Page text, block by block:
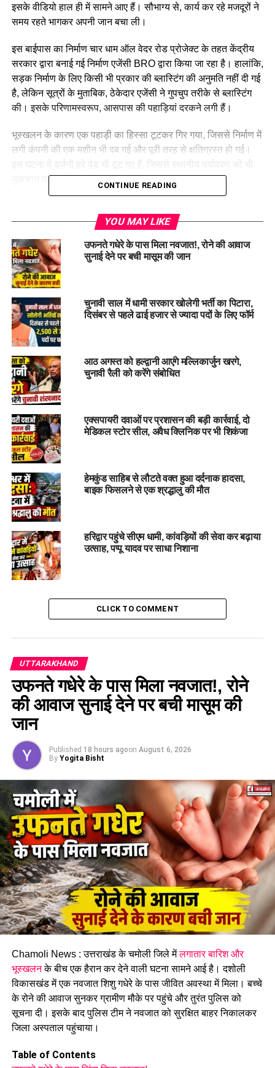
इसके वीडियो हाल ही में सामने आए हैं। सौभाग्य से, कार्य कर रहे मजदूरों ने
समय रहते भागकर अपनी जान बचा ली।
इस बाईपास का निर्माण चार धाम ऑल वेदर रोड प्रोजेक्ट के तहत केंद्रीय
सरकार द्वारा बनाई गई निर्माण एजेंसी BRO द्वारा किया जा रहा है। हालांकि,
सड़क निर्माण के लिए किसी भी प्रकार की ब्लास्टिंग की अनुमति नहीं दी गई
है, लेकिन सूत्रों के मुताबिक, ठेकेदार एजेंसी ने गुपचुप तरीके से ब्लास्टिंग
की। इसके परिणामस्वरूप, आसपास की पहाड़ियां दरकने लगी हैं।
भूस्खलन के कारण एक पहाड़ी का हिस्सा टूटकर गिर गया, जिससे निर्माण में
लगी कंपनी की एक मशीन भी दब गई और पूरी तरह से क्षतिग्रस्त हो गई।
नुकसान पहुंचा है।
पिछले दो वर्षों से लगातार भूधसाव की घटनाएं हो रही हैं, और अब इस प्रकार
कि यदि इस तरह की गतिविधियां जारी रहीं, तो क्षेत्र की सुरक्षा और स्थिरता
पर गंभीर प्रभाव पड़ेगा।
अधिकारियों की नाकामी को उजागर किया है। स्थानीय प्रशासन को चाहिए
कि वह इस मामले की गंभीरता से जांच करे और इस प्रकार की अनधिकृत
गतिविधियों पर रोक लगाए ताकि जोशीमठ और उसके आस-पास के क्षेत्र की
#Landslide, #
#EarthMovement, #chamoli, #joshimath,
#uttarakhand
RELATED TOPICS:
#LANDSLIDE
CHAMOLI JOSHIMATH PANIC
SAFETY
UTTARAKHAND
UP NEXT
नाबालिग से गैंग रेप: आम के बाग में ले जाकर युवकों ने की दरिंदगी…
DON'T MISS
WhatsApp पर ऐसे मैसेज भेजने से करें परहेज़, नहीं तो हो सकता
है अकाउंट बैन !
CONTINUE READING
YOU MAY LIKE
उफनते गधेरे के पास मिला नवजात!, रोने की आवाज
सुनाई देने पर बची मासूम की जान
चुनावी साल में धामी सरकार खोलेगी भर्ती का पिटारा,
दिसंबर से पहले ढाई हजार से ज्यादा पदों के लिए फॉर्म
आठ अगस्त को हल्द्वानी आएंगे मल्लिकार्जुन खरगे,
चुनावी रैली को करेंगे संबोधित
एक्सपायरी दवाओं पर प्रशासन की बड़ी कार्रवाई, दो
मेडिकल स्टोर सील, अवैध क्लिनिक पर भी शिकंजा
हेमकुंड साहिब से लौटते वक्त हुआ दर्दनाक हादसा,
बाइक फिसलने से एक श्रद्धालु की मौत
हरिद्वार पहुंचे सीएम धामी, कांवड़ियों की सेवा कर बढ़ाया
उत्साह, पप्पू यादव पर साधा निशाना
CLICK TO COMMENT
UTTARAKHAND
उफनते गधेरे के पास मिला नवजात!, रोने
की आवाज सुनाई देने पर बची मासूम की
जान
Published 18 hours agoon August 6, 2026
By Yogita Bisht
Chamoli News : उत्तराखंड के चमोली जिले मेंलगातार बारिश और
भूस्खलनके बीच एक हैरान कर देने वाली घटना सामने आई है। दशोली
विकासखंड में एक नवजात शिशु गधेरे के पास जीवित अवस्था में मिला। बच्चे
के रोने की आवाज सुनकर ग्रामीण मौके पर पहुंचे और तुरंत पुलिस को
सूचना दी। इसके बाद पुलिस टीम ने नवजात को सुरक्षित बाहर निकालकर
जिला अस्पताल पहुंचाया।
Table of Contents